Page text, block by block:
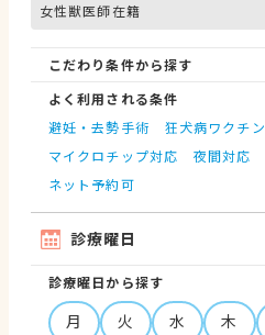
女性獣医師在籍
こだわり条件から探す
よく利用される条件
避妊・去勢手術
狂犬病ワクチン
マイクロチップ対応
夜間対応
ネット予約可
診療曜日
診療曜日から探す
月 火 水 木